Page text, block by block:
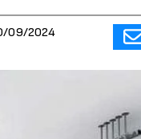
09/2024